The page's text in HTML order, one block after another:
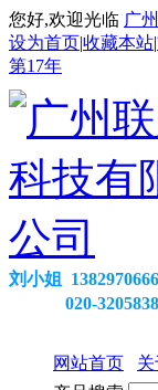
您好,欢迎光临 广
设为首页|收藏本站|
第17年
刘小姐
020-
网站首页